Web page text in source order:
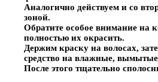
Аналогично действуем и со
зоной.
Обратите особое внимание на
полностью их окрасить.
Держим краску на волосах,
средство на влажные,
После этого тщательно